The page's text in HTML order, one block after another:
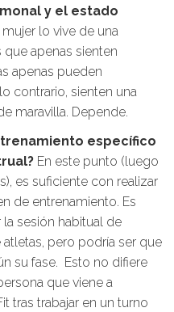
y el estado
mujer lo vive de una
que apenas sienten
apenas pueden
contrario, sienten una
maravilla. Depende.
específico
En este punto (luego
es suficiente con realizar
de entrenamiento. Es
la sesión habitual de
pero podría ser que
su fase. Esto no difiere
que viene a
tras trabajar en un turno